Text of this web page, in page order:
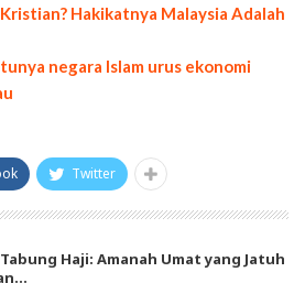
Hakikatnya Malaysia Adalah
negara Islam urus ekonomi
Twitter
Haji: Amanah Umat yang Jatuh